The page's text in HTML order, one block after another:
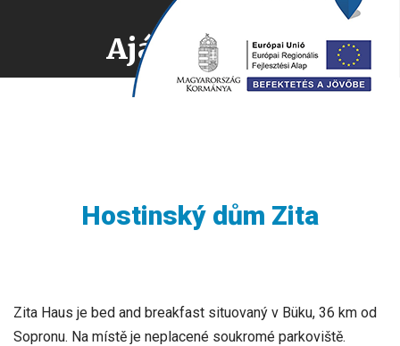
Ajánlatkérés
Hostinský dům Zita
Zita Haus je bed and breakfast situovaný v Büku, 36 km od
Sopronu. Na místě je neplacené soukromé parkoviště.